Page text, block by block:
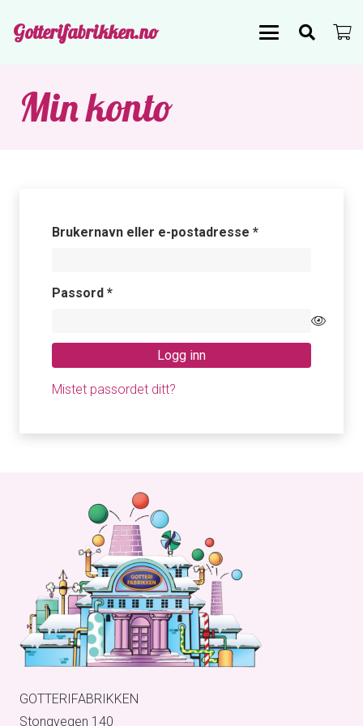
Gotterifabrikken.no
Min konto
Brukernavn eller e-postadresse *Påkrevd
Passord *Påkrevd
Logg inn
Mistet passordet ditt?
GOTTERIFABRIKKEN
Stongvegen 140